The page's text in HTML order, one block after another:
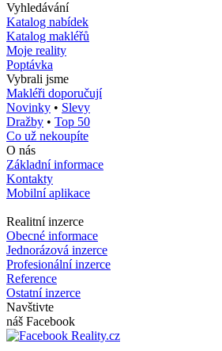
Vyhledávání
Katalog nabídek
Katalog makléřů
Moje reality
Poptávka
Vybrali jsme
Makléři doporučují
Novinky • Slevy
Dražby • Top 50
Co už nekoupíte
O nás
Základní informace
Kontakty
Mobilní aplikace
Realitní inzerce
Obecné informace
Jednorázová inzerce
Profesionální inzerce
Reference
Ostatní inzerce
Navštivte
náš Facebook